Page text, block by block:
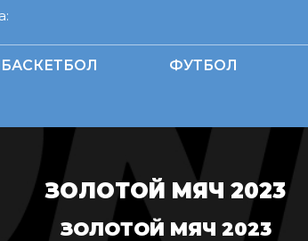
БАСКЕТБОЛ ФУТБОЛ
ЗОЛОТОЙ МЯЧ 2023
ЗОЛОТОЙ МЯЧ 2023